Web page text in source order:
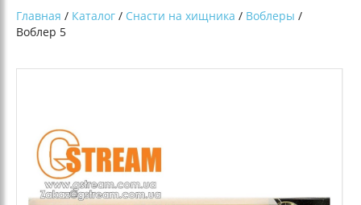
Главная / Каталог / Снасти на хищника / Воблеры /
Воблер 5